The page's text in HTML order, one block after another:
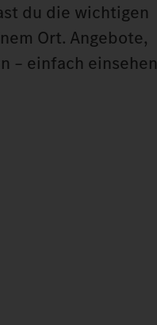
du die wichtigen
Ort. Angebote,
– einfach einsehen